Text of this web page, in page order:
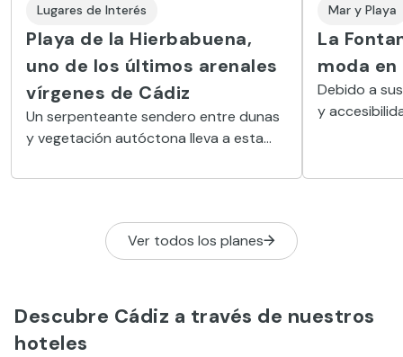
Lugares de Interés
Playa de la Hierbabuena,
uno de los últimos arenales
vírgenes de Cádiz
Un serpenteante sendero entre dunas
y vegetación autóctona lleva a esta
acantilados y pinares en el Parque
Mar y Playa
La
moda en
Debido a
y
Ver todos los planes
Descubre Cádiz a través de nuestros
hoteles